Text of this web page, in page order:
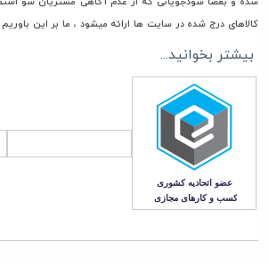
کالاهای درج شده در سایت ها ارائه میشود ، ما بر این
جهت خرید و استفاده در اختیار مشتریان گرامی مان قرار
هرگونه کالای غیر اصل به انبار ماتیا به صفر برسانیم
همچنین در راستای قیمت گذاری، هدف ماتیا رساندن کالا به
و رقابتی می باشد. چرا که برای باقی ماندن در این بازار به مدت
که این امر جز با همراهی و بدست آوردن اعتماد شما
بیشتر بخوانید...